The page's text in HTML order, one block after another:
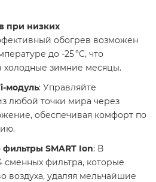
при низких
обогрев возможен
до -25 °C, что
холодные зимние месяцы.​
модуль: Управляйте
любой точки мира через
обеспечивая комфорт по
SMART Ion: В
сменных фильтра, которые
воздуха, удаляя мельчайшие